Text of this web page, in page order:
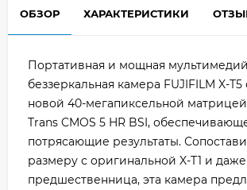
ОБЗОР ХАРАКТЕРИСТИКИ
Портативная и мощная
беззеркальная камера FUJIFILM X-
новой 40-мегапиксельной матрицей
Trans CMOS 5 HR BSI,
потрясающие результаты.
размеру с оригинальной X-T1 и
предшественница, эта камера